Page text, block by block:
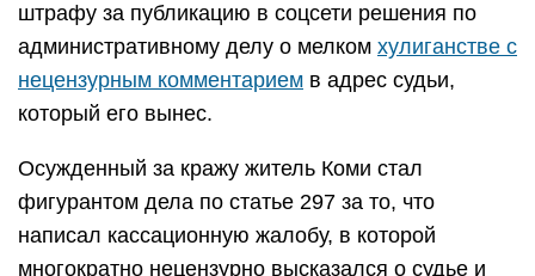
штрафу за публикацию в соцсети решения по
административному делу о мелком хулиганстве с
нецензурным комментарием в адрес судьи,
который его вынес.
Осужденный за кражу житель Коми стал
фигурантом дела по статье 297 за то, что
написал кассационную жалобу, в которой
многократно нецензурно высказался о судье и